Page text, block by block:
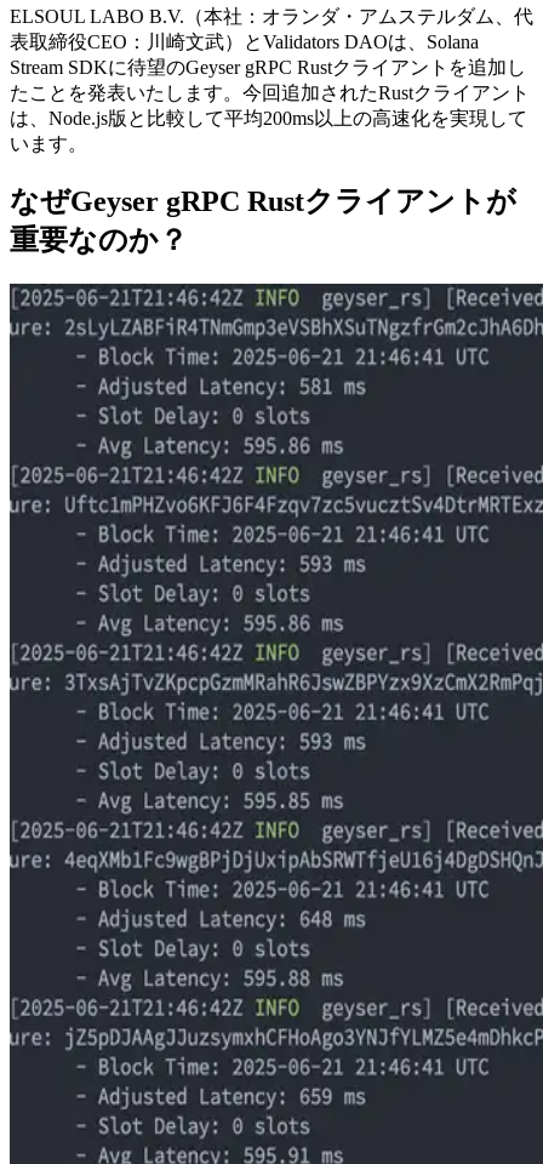
ELSOUL LABO B.V.（本社：オランダ・アムステルダム、代
表取締役CEO：川崎文武）とValidators DAOは、Solana
Stream SDKに待望のGeyser gRPC Rustクライアントを追加し
たことを発表いたします。今回追加されたRustクライアント
は、Node.js版と比較して平均200ms以上の高速化を実現して
います。
なぜGeyser gRPC Rustクライアントが
重要なのか？